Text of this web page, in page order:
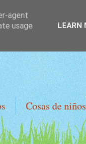
Cosas de niños
agent
usage
LEARN